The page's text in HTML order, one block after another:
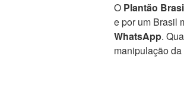
O Plantão
e por um Brasil
WhatsApp.
manipulação